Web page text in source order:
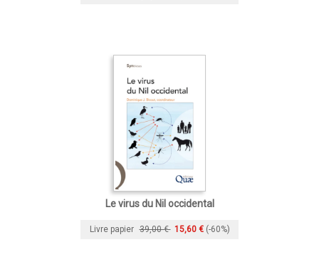
Le virus du Nil occidental
Livre papier 39,00 € 15,60 € (-60%)